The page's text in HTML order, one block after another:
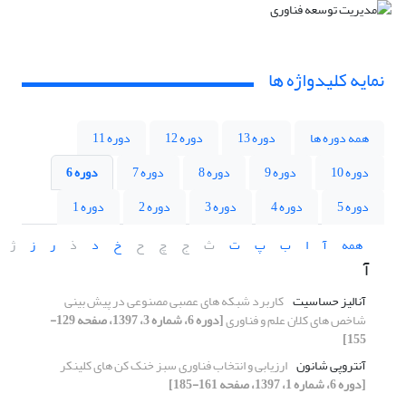
نمایه کلیدواژه ها
همه دوره ها دوره 13 دوره 12
دوره 11
دوره 10
دوره 9 دوره 8 دوره 7
دوره 6
دوره 5
دوره 4 دوره 3 دوره 2
دوره 1
همه
آ ا ب پ ت ث ج چ ح خ د ذ ر ز ژ
آ
آنالیز حساسیت کاربرد شبکه های عصبی مصنوعی در پیش بینی
شاخص های کلان علم و فناوری [دوره 6، شماره 3، 1397، صفحه 129-
155]
آنتروپی شانون ارزیابی و انتخاب فناوری سبز خنک کن های کلینکر
[دوره 6، شماره 1، 1397، صفحه 161-185]